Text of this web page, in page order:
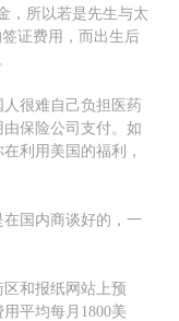
，所以若是先生与太
证费用，而出生后
很难自己负担医药
保险公司支付。如
利用美国的福利，
国内商谈好的，一
和报纸网站上预
平均每月1800美